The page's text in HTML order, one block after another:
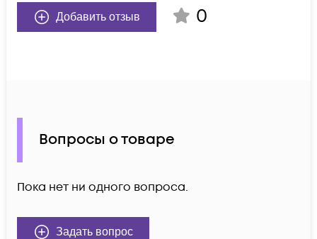
Добавить отзыв 0
Вопросы о товаре
Пока нет ни одного вопроса.
Задать вопрос